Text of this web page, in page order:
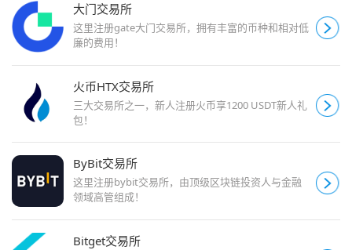
大门交易所
这里注册gate大门交易所，拥有丰富的币种和相对低
廉的费用！
火币HTX交易所
三大交易所之一，新人注册火币享1200 USDT新人礼
包！
ByBit交易所
这里注册bybit交易所，由顶级区块链投资人与金融
领域高管组成！
Bitget交易所